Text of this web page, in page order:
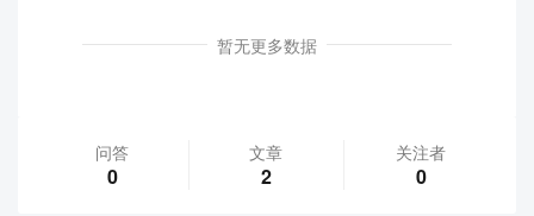
暂无更多数据
问答
0
文章
2
关注者
0